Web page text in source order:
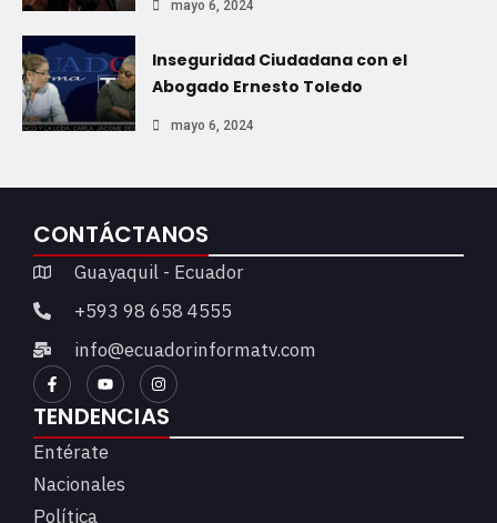
mayo 6, 2024
Inseguridad Ciudadana con el
Abogado Ernesto Toledo
mayo 6, 2024
CONTÁCTANOS
Guayaquil - Ecuador
+593 98 658 4555
info@ecuadorinformatv.com
TENDENCIAS
Entérate
Nacionales
Política